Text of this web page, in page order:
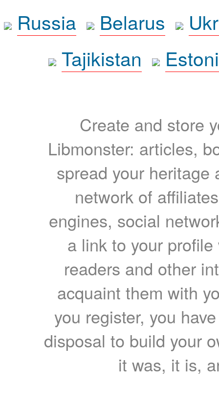
Russia
Belarus
Tajikistan
Create and store
Libmonster: articles,
spread your heritage
network of
engines, social
a link to your
readers and other
acquaint them with
you register, you
disposal to build your
it was, it is,